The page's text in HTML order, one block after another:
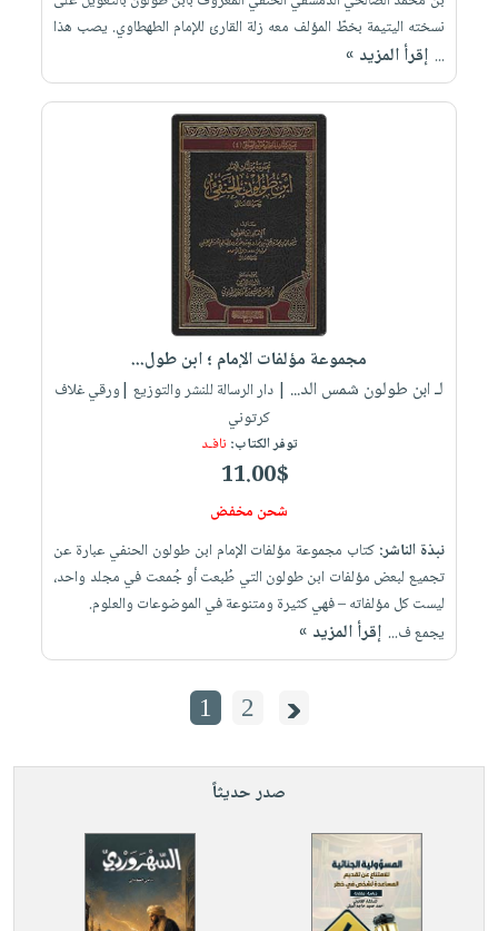
نسخته اليتيمة بخطّ المؤلف معه زلة القارئ للإمام الطهطاوي. يصب هذا
... إقرأ المزيد »
مجموعة مؤلفات الإمام ؛ ابن طول...
لـ ابن طولون شمس الد... | دار الرسالة للنشر والتوزيع |ورقي غلاف
كرتوني
توفر الكتاب: نافـد
11.00$
شحن مخفض
نبذة الناشر:كتاب مجموعة مؤلفات الإمام ابن طولون الحنفي عبارة عن
تجميع لبعض مؤلفات ابن طولون التي طُبعت أو جُمعت في مجلد واحد،
ليست كل مؤلفاته – فهي كثيرة ومتنوعة في الموضوعات والعلوم.
يجمع ف... إقرأ المزيد »
1 2
صدر حديثاً